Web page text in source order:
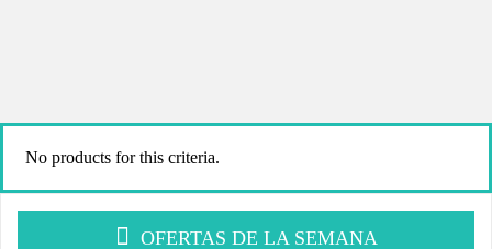
No products for this criteria.
OFERTAS DE LA SEMANA